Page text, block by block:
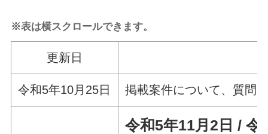
※表は横スクロールできます。
更新日
令和5年10月25日 掲載案件について、質問
令和5年11月2日 /